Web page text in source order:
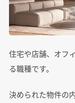
住宅や店舗、オフ
る職種です。
決められた物件の